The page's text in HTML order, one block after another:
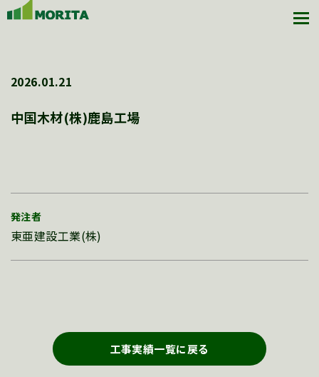
2026.01.21
中国木材(株)鹿島工場
発注者
東亜建設工業(株)
工事実績一覧に戻る